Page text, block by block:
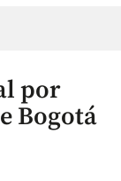
por
Bogotá